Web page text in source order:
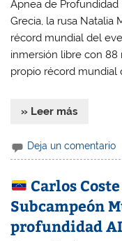
Apnea de Profundidad
Grecia, la rusa Natalia
récord mundial del
inmersión libre con 88
propio récord mundial
» Leer más
Deja un comentario
Carlos
Subcampeón
profundidad